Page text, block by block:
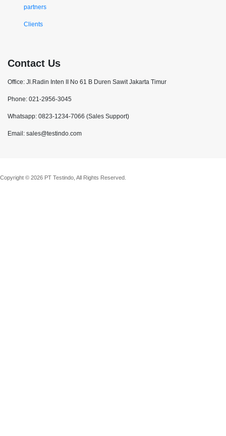
partners
Clients
Contact Us
Office: Jl.Radin Inten II No 61 B Duren Sawit Jakarta Timur
Phone: 021-2956-3045
Whatsapp: 0823-1234-7066 (Sales Support)
Email: sales@testindo.com
Copyright © 2026 PT Testindo, All Rights Reserved.